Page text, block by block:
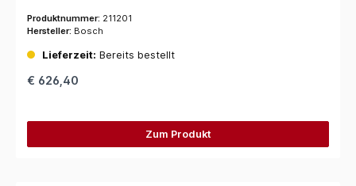
Produktnummer: 211201
Hersteller: Bosch
Lieferzeit: Bereits bestellt
€ 626,40
Zum Produkt